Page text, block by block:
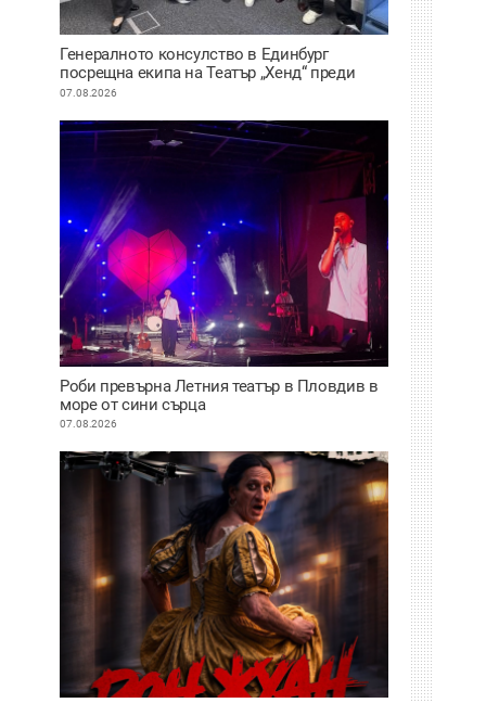
Генералното консулство в Единбург
посрещна екипа на Театър „Хенд“ преди
историческия им дебют на световния
07.08.2026
Роби превърна Летния театър в Пловдив в
море от сини сърца
07.08.2026